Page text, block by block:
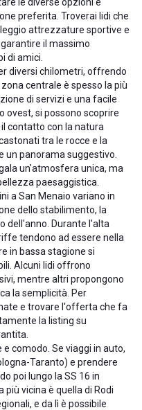
preferita. Troverai lidi che
attrezzature sportive e
il massimo
di amici.
diversi chilometri, offrendo
centrale è spesso la più
di servizi e una facile
ovest, si possono scoprire
contatto con la natura
tra le rocce e la
panorama suggestivo.
un'atmosfera unica, ma
paesaggistica.
a San Menaio variano in
dello stabilimento, la
dell'anno. Durante l'alta
tendono ad essere nella
in bassa stagione si
Alcuni lidi offrono
mentre altri propongono
la semplicità. Per
e trovare l'offerta che fa
la listing su
comodo. Se viaggi in auto,
Taranto) e prendere
poi lungo la SS 16 in
vicina è quella di Rodi
e da lì è possibile